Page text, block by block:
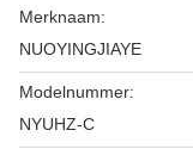
Merknaam:
NUOYINGJIAYE
Modelnummer:
NYUHZ-C